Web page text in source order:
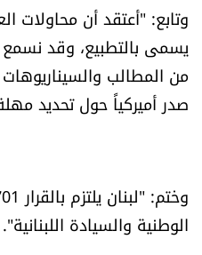
صحّة وصحن
الرياضة
حظّك اليوم
للتاريخ
وتابع: "أعتقد أن محاولات
يسمى بالتطبيع، وقد نسمع
من المطالب
صدر أميركياً حول تحديد
الوطنية والسيادة اللبنانية".